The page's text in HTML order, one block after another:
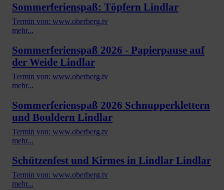
Sommerferienspaß: Töpfern Lindlar
Termin von: www.oberberg.tv
mehr...
Sommerferienspaß 2026 - Papierpause auf
der Weide Lindlar
Termin von: www.oberberg.tv
mehr...
Sommerferienspaß 2026 Schnupperklettern
und Bouldern Lindlar
Termin von: www.oberberg.tv
mehr...
Schützenfest und Kirmes in Lindlar Lindlar
Termin von: www.oberberg.tv
mehr...